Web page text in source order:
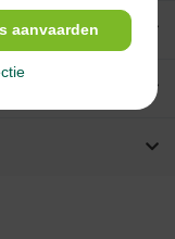
aanvaarden